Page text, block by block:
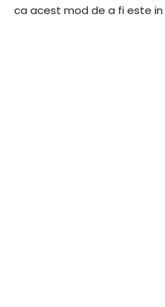
ca acest mod de a fi este in